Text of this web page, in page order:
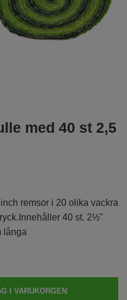
med 40 st 2,5
remsor i 20 olika vackra
40 st. 2½"
långa
I VARUKORGEN